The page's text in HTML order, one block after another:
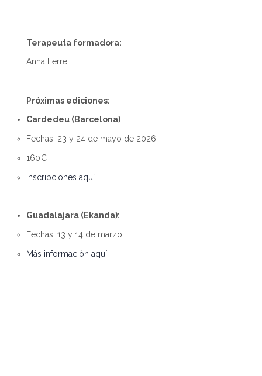
Terapeuta formadora:
Anna Ferre
Próximas ediciones:
Cardedeu (Barcelona)
Fechas: 23 y 24 de mayo de 2026
160€
Inscripciones aquí
Guadalajara (Ekanda):
Fechas: 13 y 14 de marzo
Más información aquí